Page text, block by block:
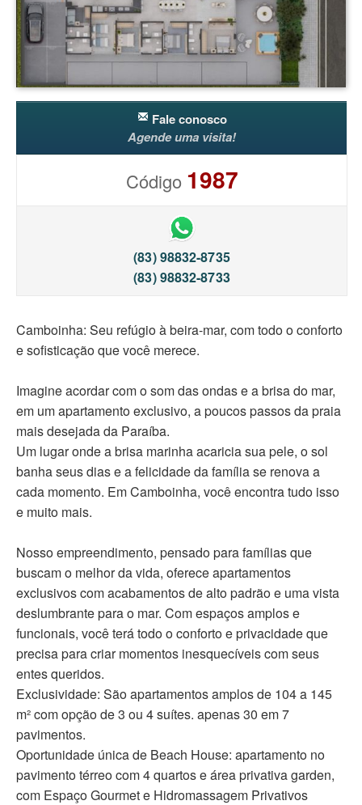
Fale conosco
Agende uma visita!
Código 1987
(83) 98832-8735
(83) 98832-8733
Camboinha: Seu refúgio à beira-mar, com todo o conforto
e sofisticação que você merece.
Imagine acordar com o som das ondas e a brisa do mar,
em um apartamento exclusivo, a poucos passos da praia
mais desejada da Paraíba.
Um lugar onde a brisa marinha acaricia sua pele, o sol
banha seus dias e a felicidade da família se renova a
cada momento. Em Camboinha, você encontra tudo isso
e muito mais.
Nosso empreendimento, pensado para famílias que
buscam o melhor da vida, oferece apartamentos
exclusivos com acabamentos de alto padrão e uma vista
deslumbrante para o mar. Com espaços amplos e
funcionais, você terá todo o conforto e privacidade que
precisa para criar momentos inesquecíveis com seus
entes queridos.
Exclusividade: São apartamentos amplos de 104 a 145
m² com opção de 3 ou 4 suítes. apenas 30 em 7
pavimentos.
Oportunidade única de Beach House: apartamento no
pavimento térreo com 4 quartos e área privativa garden,
com Espaço Gourmet e Hidromassagem Privativos